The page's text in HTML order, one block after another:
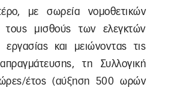
με σωρεία νομοθετικών
τους μισθούς των ελεγκτών
και μειώνοντας τις
τη Συλλογική
ώρες/έτος (αύξηση 500 ωρών